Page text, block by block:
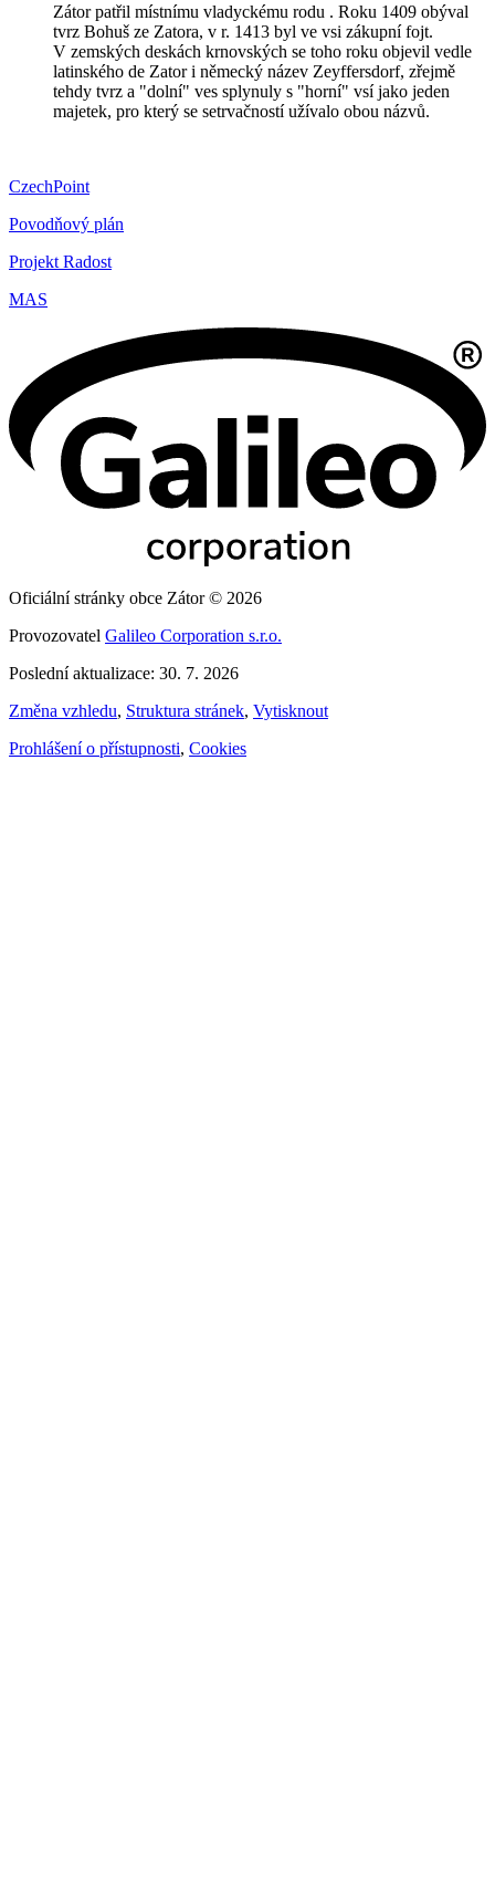
Zátor patřil místnímu vladyckému rodu . Roku 1409 obýval
tvrz Bohuš ze Zatora, v r. 1413 byl ve vsi zákupní fojt.
V zemských deskách krnovských se toho roku objevil vedle
latinského de Zator i německý název Zeyffersdorf, zřejmě
tehdy tvrz a "dolní" ves splynuly s "horní" vsí jako jeden
majetek, pro který se setrvačností užívalo obou názvů.
CzechPoint
Povodňový plán
Projekt Radost
MAS
Oficiální stránky obce Zátor © 2026
Provozovatel Galileo Corporation s.r.o.
Poslední aktualizace: 30. 7. 2026
Změna vzhledu, Struktura stránek, Vytisknout
Prohlášení o přístupnosti, Cookies